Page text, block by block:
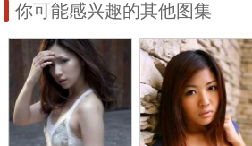
你可能感兴趣的其他图集